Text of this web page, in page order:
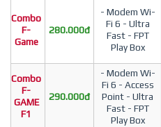
Combo
F-
Game
280.000đ
- Modem Wi-
Fi 6 - Ultra
Fast - FPT
Play Box
Combo
F-
GAME
F1
290.000đ
- Modem Wi-
Fi 6 - Access
Point - Ultra
Fast - FPT
Play Box